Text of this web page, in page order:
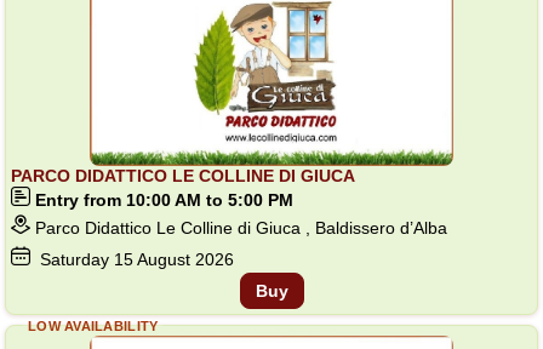
PARCO DIDATTICO LE COLLINE DI GIUCA
Entry from 10:00 AM to 5:00 PM
Parco Didattico Le Colline di Giuca , Baldissero d’Alba
Saturday 15August 2026
Buy
LOW AVAILABILITY